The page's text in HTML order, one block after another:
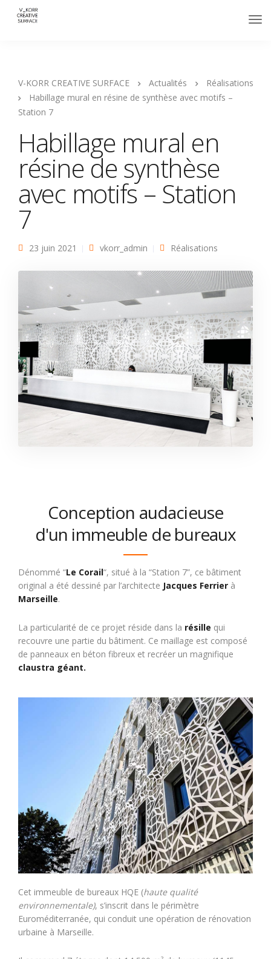
V-KORR CREATIVE SURFACE Actualités
Réalisations
Habillage mural en résine de synthèse avec motifs –
Station 7
Habillage mural en
résine de synthèse
avec motifs – Station
7
23 juin 2021 vkorr_admin Réalisations
Conception audacieuse
d'un immeuble de bureaux
Dénommé “Le Corail“, situé à la “Station 7”, ce bâtiment
original a été dessiné par l’architecte Jacques Ferrier à
Marseille.
La particularité de ce projet réside dans la résille qui
recouvre une partie du bâtiment. Ce maillage est composé
de panneaux en béton fibreux et recréer un magnifique
claustra géant.
Cet immeuble de bureaux HQE (haute qualité
environnementale), s’inscrit dans le périmètre
Euroméditerranée, qui conduit une opération de rénovation
urbaine à Marseille.